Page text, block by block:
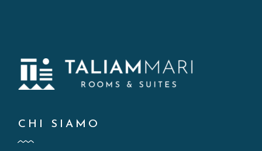
CHI SIAMO